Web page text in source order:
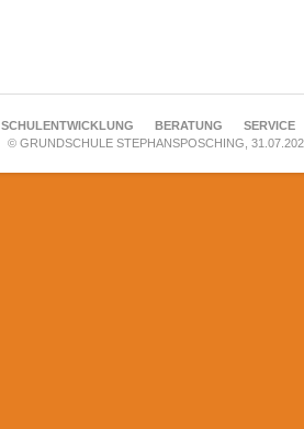
SCHULENTWICKLUNG BERATUNG
SERVICE
© GRUNDSCHULE STEPHANSPOSCHING,